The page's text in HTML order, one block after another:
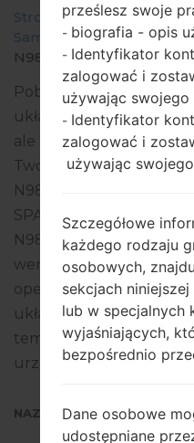
Strona startowa →
SamsungSM-N986B →
Pobierz najnowszą
układowego dla
ale nie zapomnij
Twojego smartfona
N986B. Kod
SPAIN. Produkt jest
N986BXXS3DUH5,
wersja MODEM
operacyjnego
układowego to
temat flashowania
urządzeniach Samsung
NAZWA PLIKU
prześlesz swoje
- biografia - opis
- Identyfikator
zalogować i
używając
- Identyfikator
zalogować i
używając
Szczegółowe
każdego rodzaju
osobowych,
sekcjach
lub w specjalnych
wyjaśniających,
bezpośrednio
Dane osobowe
udostępniane